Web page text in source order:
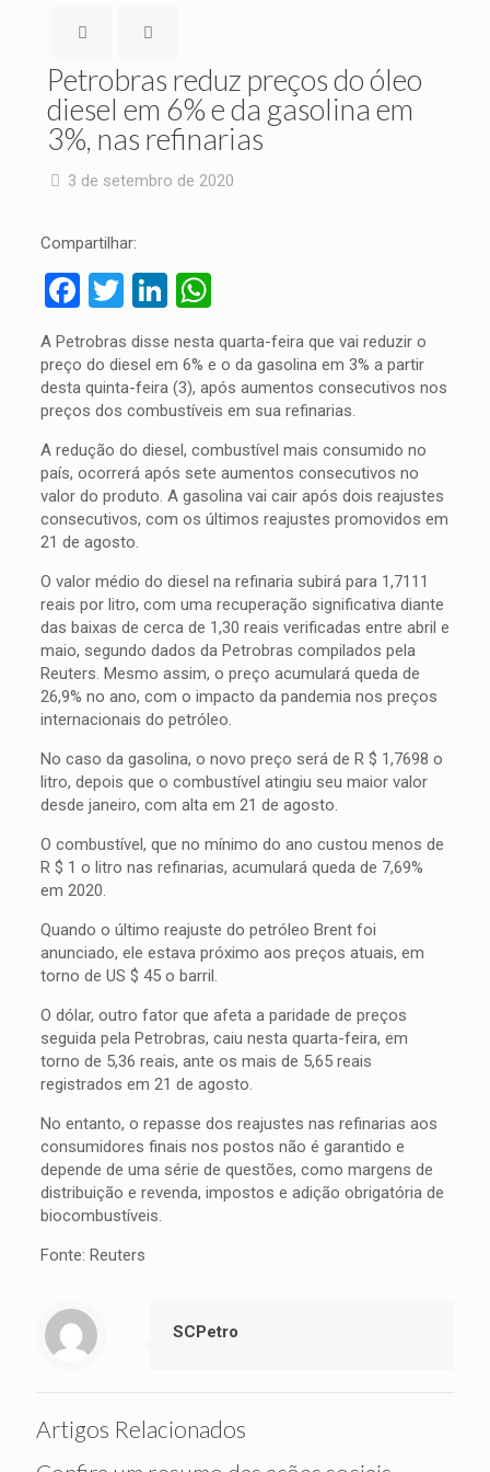
Petrobras reduz preços do óleo
diesel em 6% e da gasolina em
3%, nas refinarias
3 de setembro de 2020
Compartilhar:
Facebook
TwitterLinkedIn
WhatsApp
A Petrobras disse nesta quarta-feira que vai reduzir o
preço do diesel em 6% e o da gasolina em 3% a partir
desta quinta-feira (3), após aumentos consecutivos nos
preços dos combustíveis em sua refinarias.
A redução do diesel, combustível mais consumido no
país, ocorrerá após sete aumentos consecutivos no
valor do produto. A gasolina vai cair após dois reajustes
consecutivos, com os últimos reajustes promovidos em
21 de agosto.
O valor médio do diesel na refinaria subirá para 1,7111
reais por litro, com uma recuperação significativa diante
das baixas de cerca de 1,30 reais verificadas entre abril e
maio, segundo dados da Petrobras compilados pela
Reuters. Mesmo assim, o preço acumulará queda de
26,9% no ano, com o impacto da pandemia nos preços
internacionais do petróleo.
No caso da gasolina, o novo preço será de R $ 1,7698 o
litro, depois que o combustível atingiu seu maior valor
desde janeiro, com alta em 21 de agosto.
O combustível, que no mínimo do ano custou menos de
R $ 1 o litro nas refinarias, acumulará queda de 7,69%
em 2020.
Quando o último reajuste do petróleo Brent foi
anunciado, ele estava próximo aos preços atuais, em
torno de US $ 45 o barril.
O dólar, outro fator que afeta a paridade de preços
seguida pela Petrobras, caiu nesta quarta-feira, em
torno de 5,36 reais, ante os mais de 5,65 reais
registrados em 21 de agosto.
No entanto, o repasse dos reajustes nas refinarias aos
consumidores finais nos postos não é garantido e
depende de uma série de questões, como margens de
distribuição e revenda, impostos e adição obrigatória de
biocombustíveis.
Fonte: Reuters
SCPetro
Artigos Relacionados